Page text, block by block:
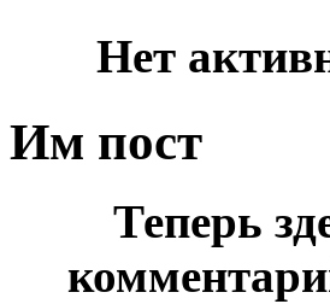
Нет
Им пост
Теперь